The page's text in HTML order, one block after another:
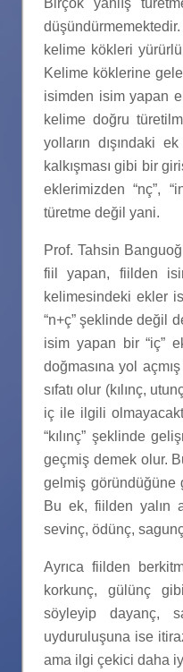
Birçok yanlış
kelime kökleri
Kelime köklerine
isimden isim yapan
kelime doğru
yolların dışındaki
kalkışması gibi bir
eklerimizden “nç”,
türetme değil yani.
Prof. Tahsin
fiil yapan, fiilden
kelimesindeki ekler
“n+ç” şeklinde değil
isim yapan bir “iç”
doğmasına yol
sıfatı olur (kılınç,
iç ile ilgili
“kılınç” şeklinde
geçmiş demek olur.
gelmiş göründüğüne
Bu ek, fiilden yalın
sevinç, ödünç,
Ayrıca fiilden
korkunç, gülünç
söyleyip dayanç,
uyduruluşuna ise
ama ilgi çekici daha